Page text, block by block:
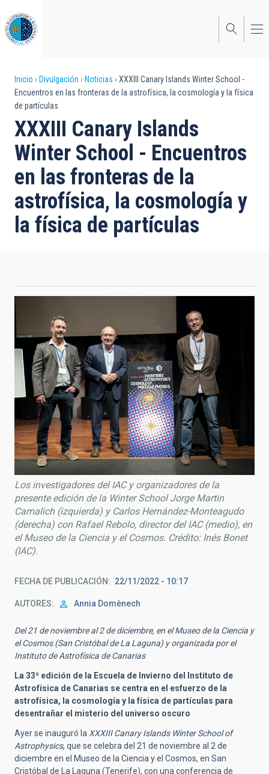
al
contenido
principal
Sobrescribir
enlaces
de
ayuda
a
la
navegación
Inicio Divulgación Noticias
XXXIII Canary Islands Winter School -
Encuentros en las fronteras de la astrofísica, la cosmología y la física
de partículas
XXXIII Canary Islands
Winter School - Encuentros
en las fronteras de la
astrofísica, la cosmología y
la física de partículas
Los investigadores del IAC y organizadores de la
presente edición de la Winter SchoolJorge Martin
Camalich (izquierda) y Carlos Hernández-Monteagudo
(derecha) con Rafael Rebolo, director del IAC (medio), en
el Museo de la Ciencia y el Cosmos. Crédito: Inés Bonet
(IAC).
FECHA DE PUBLICACIÓN 22/11/2022 - 10:17
AUTORES Annia Domènech
Del 21 de noviembre al 2 de diciembre, en el Museo de la Ciencia y
el Cosmos (San Cristóbal de La Laguna) y organizada por el
Instituto de Astrofísica de Canarias
La 33ª edición de la Escuela de Invierno del Instituto de
Astrofísica de Canarias se centra en el esfuerzo de la
astrofísica, la cosmología y la física de partículas para
desentrañar el misterio del universo oscuro
Ayer se inauguró laXXXIII Canary Islands Winter School of
Astrophysics, que se celebra del 21 de noviembre al 2 de
diciembre en el Museo de la Ciencia y el Cosmos, en San
Cristóbal de La Laguna (Tenerife), con una conferencia de